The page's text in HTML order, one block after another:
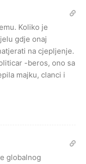
Koliko je
gdje onaj
na cjepljenje.
-beros, ono sa
majku, clanci i
globalnog